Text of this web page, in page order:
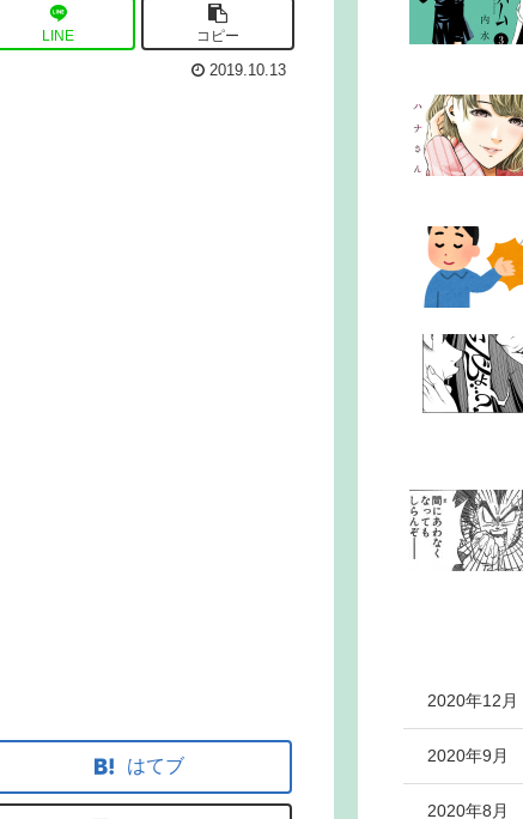
LINE コピー
2019.10.13
はてブ
2020年12月
2020年9月
2020年8月